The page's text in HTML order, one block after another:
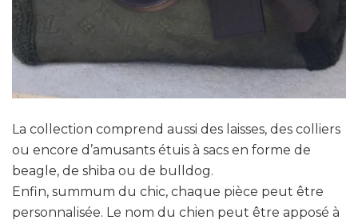
La collection comprend aussi des laisses, des colliers
ou encore d’amusants étuis à sacs en forme de
beagle, de shiba ou de bulldog.
Enfin, summum du chic, chaque pièce peut être
personnalisée. Le nom du chien peut être apposé à